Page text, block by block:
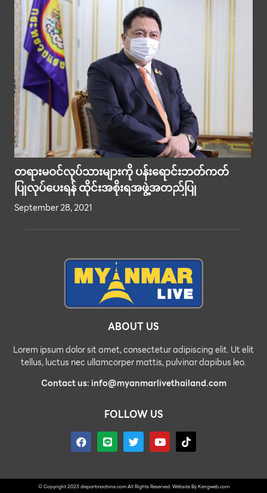
တရားမဝင်လုပ်သားများကို ပန်းရောင်းဘတ်ကတ်
ပြုလုပ်ပေးရန် ထိုင်းအစိုးရအဖွဲ့အတည်ပြု
September 28, 2021
ABOUT US
Lorem ipsum dolor sit amet, consectetur adipiscing elit. Ut elit
tellus, luctus nec ullamcorper mattis, pulvinar dapibus leo.
Contact us: info@myanmarlivethailand.com
FOLLOW US
© Copyright 2023 diepartmachine.com All Rights Reserved. Website ByKengweb.com